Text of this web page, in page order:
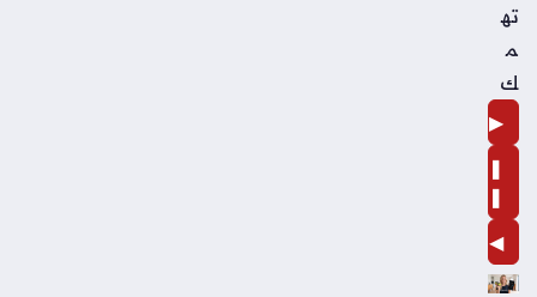
ته
م
ك
▶
❚
❚
◀